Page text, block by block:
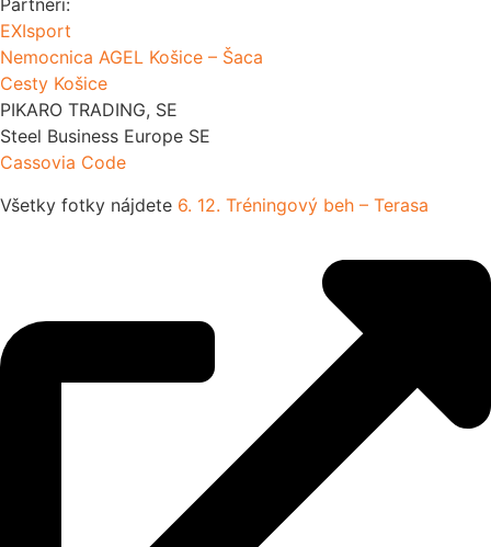
Partneri:
EXIsport
Nemocnica AGEL Košice – Šaca
Cesty Košice
PIKARO TRADING, SE
Steel Business Europe SE
Cassovia Code
Všetky fotky nájdete 6. 12. Tréningový beh – Terasa